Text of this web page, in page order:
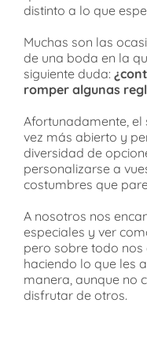
distinto a lo que
Muchas son las
de una boda en la
siguiente duda:
romper algunas
Afortunadamente,
vez más abierto y
diversidad de
personalizarse a
costumbres que
A nosotros nos
especiales y ver
pero sobre todo
haciendo lo que les
manera, aunque no
disfrutar de otros.